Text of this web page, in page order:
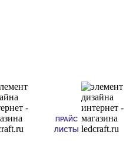
ПРАЙС
ЛИСТЫ